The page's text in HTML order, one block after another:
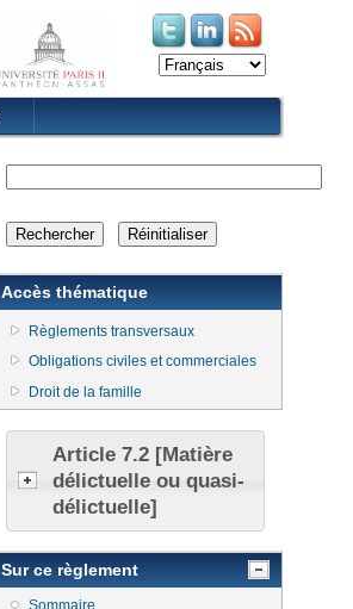
(le lien est externe)
(le lien est externe)
Accès thématique
Règlements transversaux
Obligations civiles et commerciales
Droit de la famille
Article 7.2 [Matière
délictuelle ou quasi-
délictuelle]
Sur ce règlement